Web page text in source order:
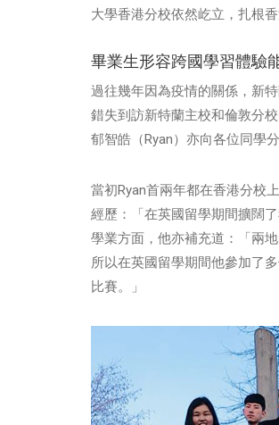
大學香港分校依然屹立，扎根香
畢業生形容跨國學習體驗
過往幾年因為疫情的關係，新
錯失到訪新特蘭主校和倫敦分
郁智皓（Ryan）亦向各位同學
當初Ryan首兩年都在香港分校
經歷：「在英國留學期間擴闊
學業方面，他亦補充道：「兩
所以在英國留學期間他參加了
比賽。」